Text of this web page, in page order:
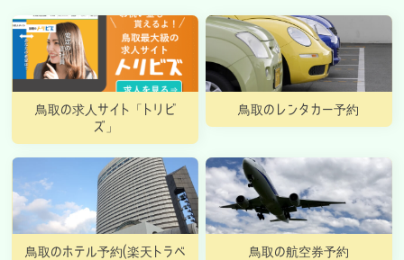
鳥取の求人サイト「トリビ
ズ」
鳥取のレンタカー予約
鳥取のホテル予約(楽天トラベ
鳥取の航空券予約